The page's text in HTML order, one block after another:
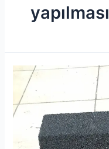
yapılması
Kauçuk
Zemin
Kaplama